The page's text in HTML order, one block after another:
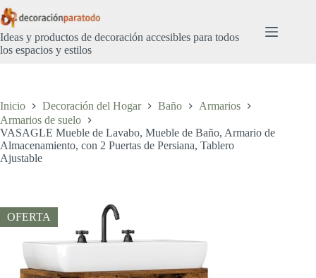
Saltar
al
contenido
Ideas y productos de decoración accesibles para todos
los espacios y estilos
Inicio Decoración del Hogar Baño
Armarios
Armarios de suelo
VASAGLE Mueble de Lavabo, Mueble de Baño, Armario de
Almacenamiento, con 2 Puertas de Persiana, Tablero
Ajustable
OFERTA